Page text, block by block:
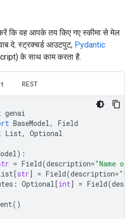
कि वह आपके तय किए गए स्कीमा से मेल
दे. स्ट्रक्चर्ड आउटपुट, Pydantic
के साथ काम करता है.
REST
genai
BaseModel,
Field
List, Optional
):
= Field(description="Name
[str] = Field(description=
: Optional[int] = Field(
()